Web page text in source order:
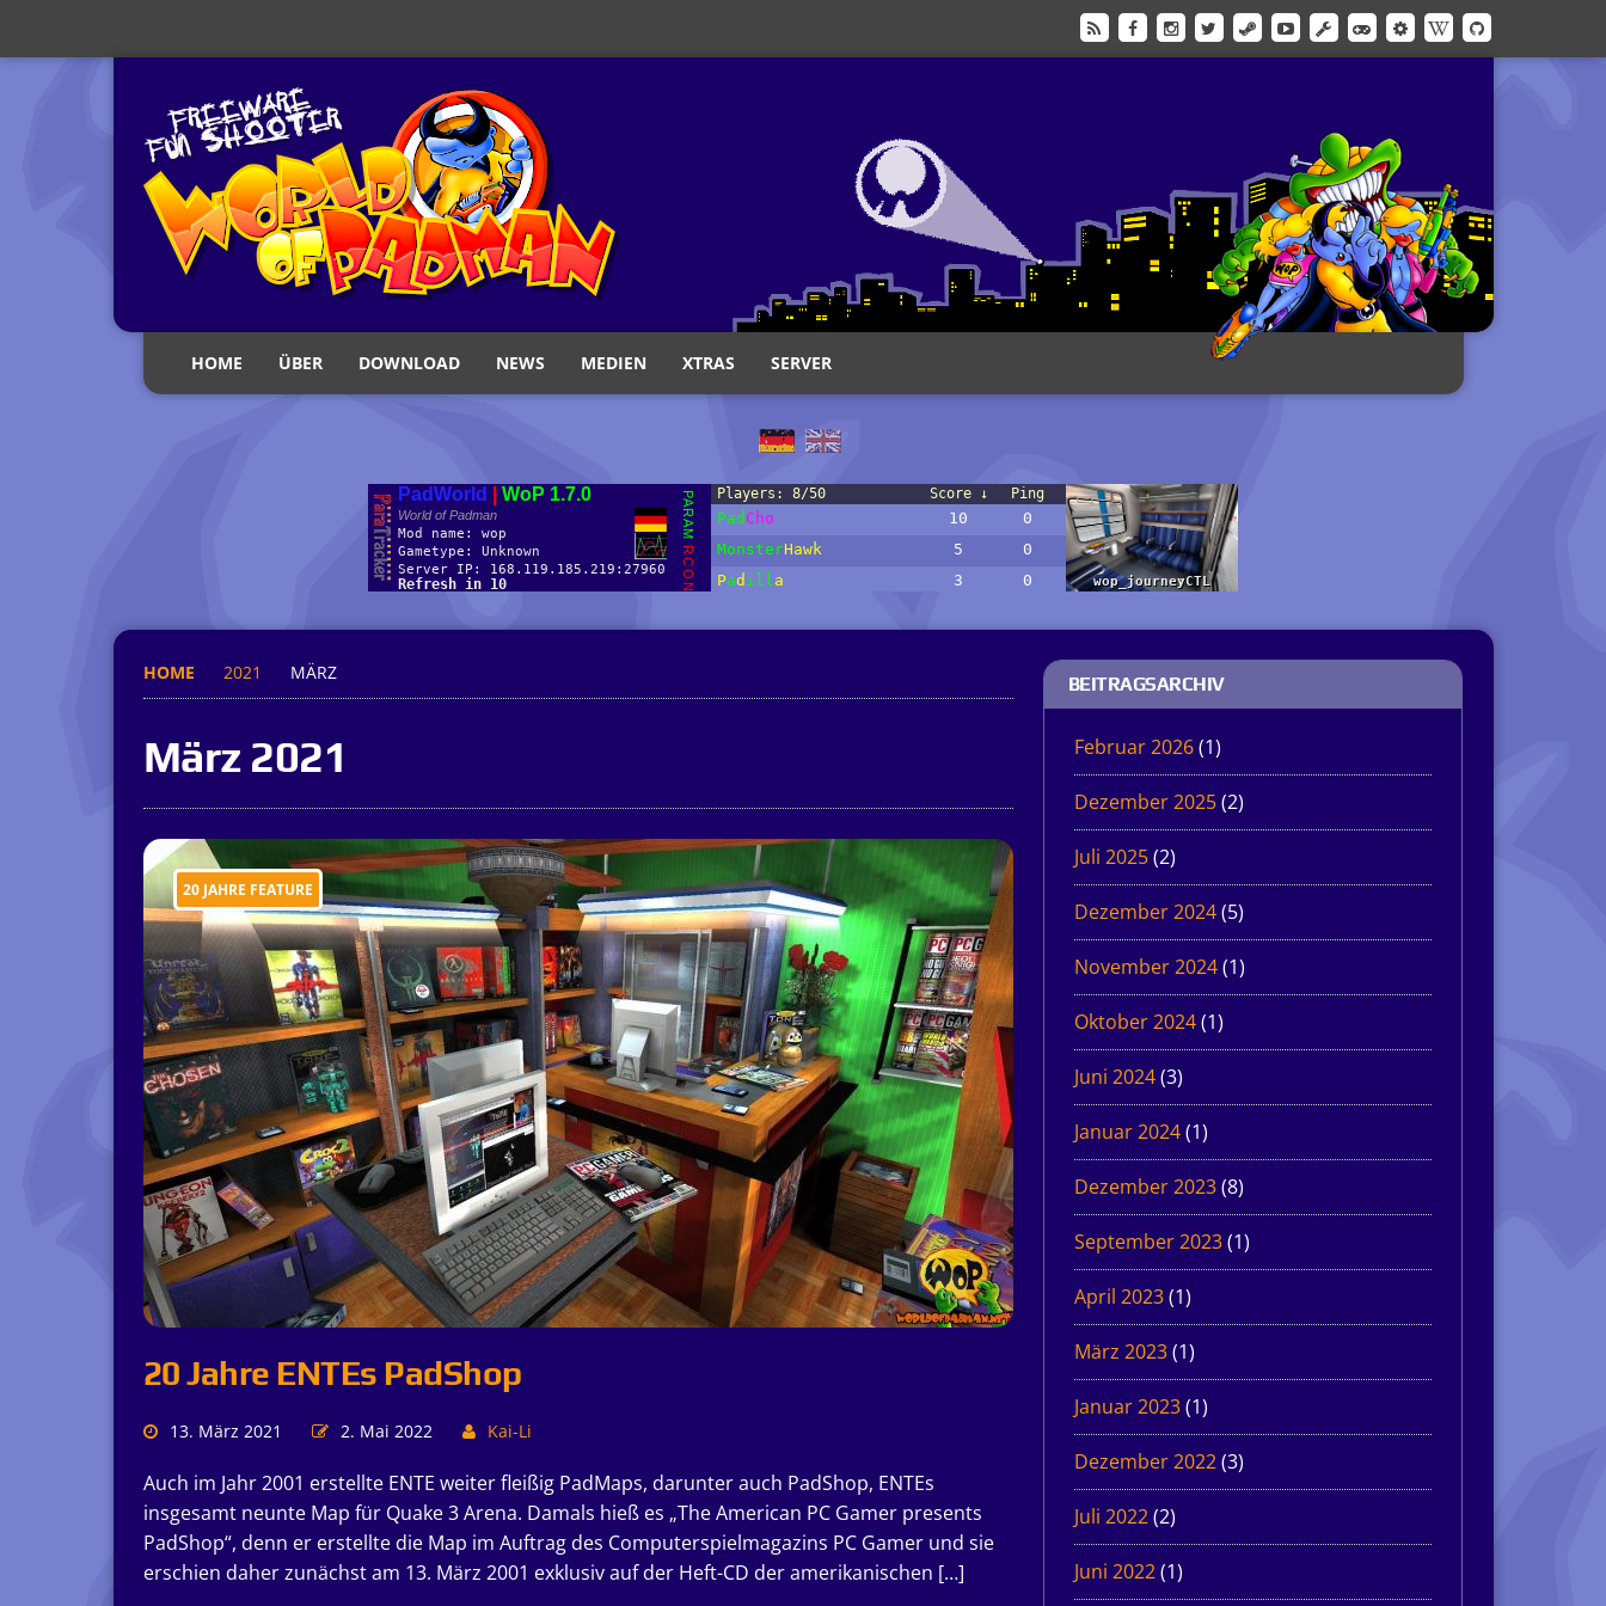
HOME ÜBER DOWNLOAD NEWS MEDIEN XTRAS SERVER
HOME 2021 MÄRZ
März 2021
20 JAHRE FEATURE
20 Jahre ENTEs PadShop
13. März 2021 2. Mai 2022 Kai-Li
Auch im Jahr 2001 erstellte ENTE weiter fleißig PadMaps, darunter auch PadShop, ENTEs
insgesamt neunte Map für Quake 3 Arena. Damals hieß es „The American PC Gamer presents
PadShop“, denn er erstellte die Map im Auftrag des Computerspielmagazins PC Gamer und sie
erschien daher zunächst am 13. März 2001 exklusiv auf der Heft-CD der amerikanischen […]
BEITRAGSARCHIV
Februar 2026(1)
Dezember 2025(2)
Juli 2025(2)
Dezember 2024(5)
November 2024(1)
Oktober 2024(1)
Juni 2024(3)
Januar 2024(1)
Dezember 2023(8)
September 2023(1)
April 2023(1)
März 2023(1)
Januar 2023(1)
Dezember 2022(3)
Juli 2022(2)
Juni 2022(1)